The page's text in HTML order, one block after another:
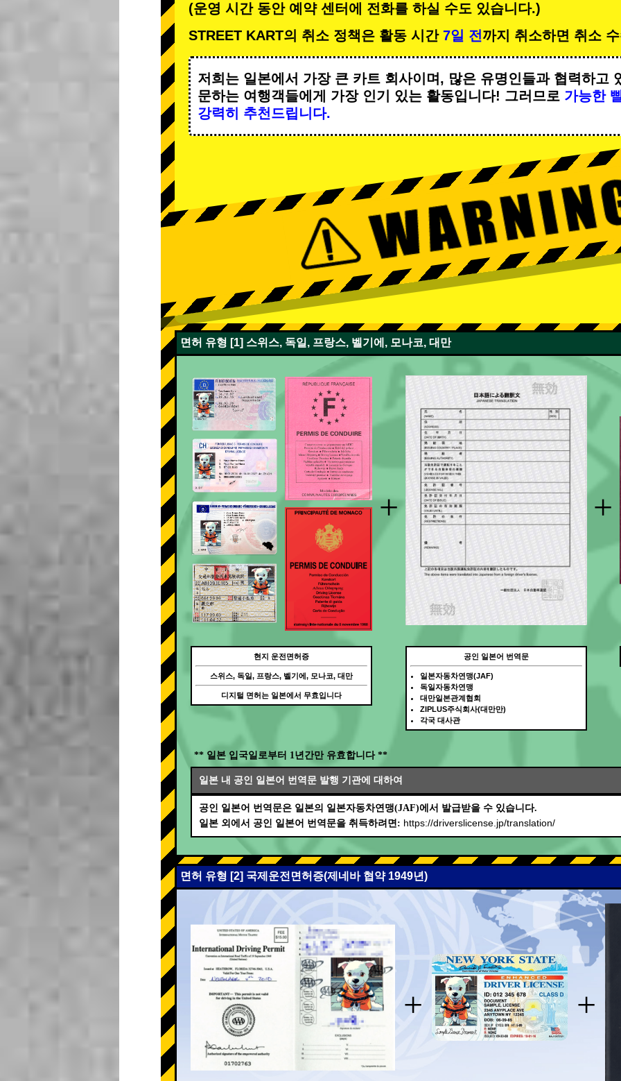
(운영 시간 동안 예약 센터에 전화를 하실 수도 있습니다.)
STREET KART의 취소 정책은 활동 시간 7일 전까지 취소하면 취소
저희는 일본에서 가장 큰 카트 회사이며, 많은 유명인들과 협력하고
문하는 여행객들에게 가장 인기 있는 활동입니다! 그러므로 가능한
강력히 추천드립니다.
면허 유형 [1] 스위스, 독일, 프랑스, 벨기에, 모나코, 대만
+ +
현지 운전면허증
스위스, 독일, 프랑스, 벨기에, 모나코, 대만
디지털 면허는 일본에서 무효입니다
공인 일본어 번역문
일본자동차연맹(JAF)
독일자동차연맹
대만일본관계협회
ZIPLUS주식회사(대만만)
각국 대사관
** 일본 입국일로부터 1년간만 유효합니다 **
일본 내 공인 일본어 번역문 발행 기관에 대하여
공인 일본어 번역문은 일본의 일본자동차연맹(JAF)에서 발급받을 수 있습니다.
일본 외에서 공인 일본어 번역문을 취득하려면: https://driverslicense.jp/translation/
면허 유형 [2] 국제운전면허증(제네바 협약 1949년)
+ +